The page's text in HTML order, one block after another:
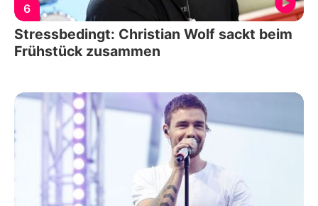
6
Stressbedingt: Christian Wolf sackt beim
Frühstück zusammen